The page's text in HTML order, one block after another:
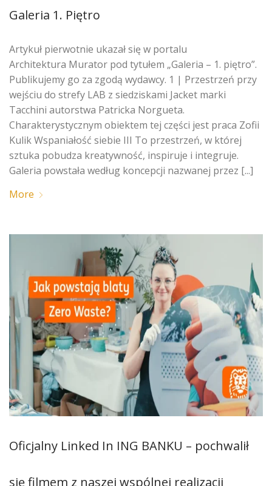
Galeria 1. Piętro
Artykuł pierwotnie ukazał się w portalu
Architektura Murator pod tytułem „Galeria – 1. piętro”.
Publikujemy go za zgodą wydawcy. 1 | Przestrzeń przy
wejściu do strefy LAB z siedziskami Jacket marki
Tacchini autorstwa Patricka Norgueta.
Charakterystycznym obiektem tej części jest praca Zofii
Kulik Wspaniałość siebie III To przestrzeń, w której
sztuka pobudza kreatywność, inspiruje i integruje.
Galeria powstała według koncepcji nazwanej przez [...]
More
Oficjalny Linked In ING BANKU – pochwalił
się filmem z naszej wspólnej realizacji